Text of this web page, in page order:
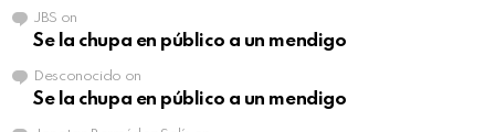
JBS on
Se la chupa en público a un mendigo
Desconocido on
Se la chupa en público a un mendigo